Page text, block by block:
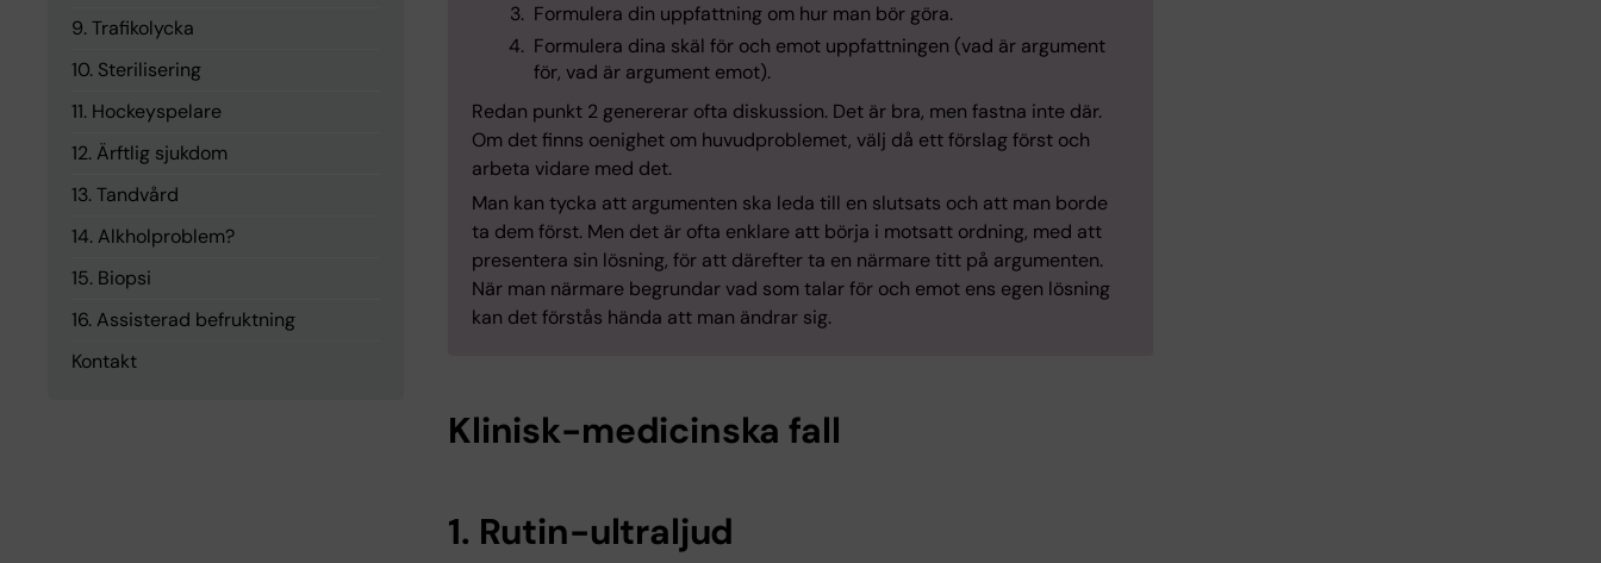
9. Trafikolycka
10. Sterilisering
11. Hockeyspelare
12. Ärftlig sjukdom
13. Tandvård
14. Alkholproblem?
15. Biopsi
16. Assisterad befruktning
Kontakt
Formulera din uppfattning om hur man bör göra.
Formulera dina skäl för och emot uppfattningen (vad är argument
för, vad är argument emot).
Redan punkt 2 genererar ofta diskussion. Det är bra, men fastna inte där.
Om det finns oenighet om huvudproblemet, välj då ett förslag först och
arbeta vidare med det.
Man kan tycka att argumenten ska leda till en slutsats och att man borde
ta dem först. Men det är ofta enklare att börja i motsatt ordning, med att
presentera sin lösning, för att därefter ta en närmare titt på argumenten.
När man närmare begrundar vad som talar för och emot ens egen lösning
kan det förstås hända att man ändrar sig.
Klinisk-medicinska fall
1. Rutin-ultraljud